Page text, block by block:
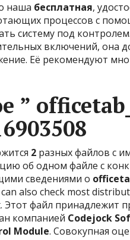
наша бесплатная,
процессов с
систему под
включений, она
Её рекомендуют
”
2 разных файлов с
об одном файле с
сведениями о
also check most
Этот файл принадлежит
компанией Codejock
Module. Совокупная